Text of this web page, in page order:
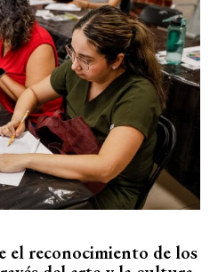
el reconocimiento de los